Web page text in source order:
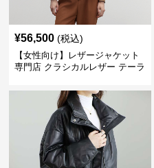
¥56,500 (税込)
【女性向け】レザージャケット
専門店 クラシカルレザー テーラ